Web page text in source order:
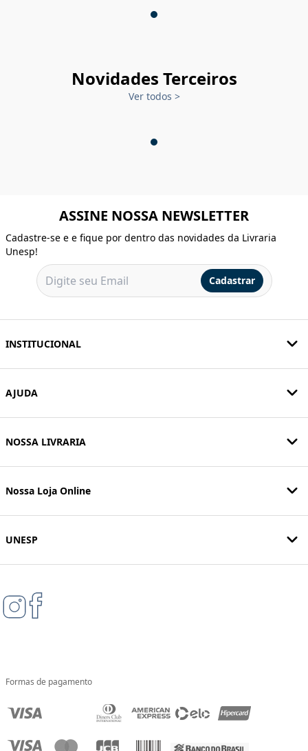
Novidades Terceiros
Ver todos >
ASSINE NOSSA NEWSLETTER
Cadastre-se e e fique por dentro das novidades da Livraria
Unesp!
Cadastrar
INSTITUCIONAL
AJUDA
NOSSA LIVRARIA
Nossa Loja Online
UNESP
Formas de pagamento